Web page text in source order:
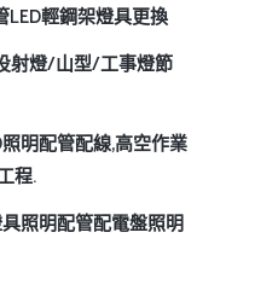
LED輕鋼架燈具更換
射燈/山型/工事燈節
明配管配線,高空作業
程.
照明配管配電盤照明